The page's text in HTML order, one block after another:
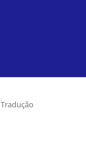
Tradução